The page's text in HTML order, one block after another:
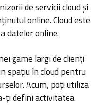
de servicii cloud și
online. Cloud este
datelor online.
game largi de clienți
spațiu în cloud pentru
Acum, poți utiliza
ți defini activitatea.